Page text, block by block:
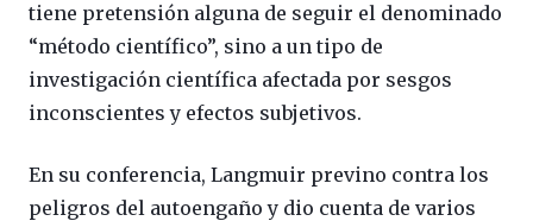
tiene pretensión alguna de seguir el denominado
“método científico”, sino a un tipo de
investigación científica afectada por sesgos
inconscientes y efectos subjetivos.
En su conferencia, Langmuir previno contra los
peligros del autoengaño y dio cuenta de varios